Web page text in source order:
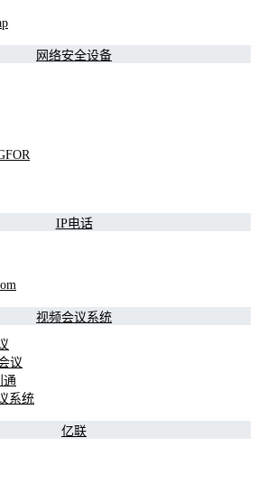
网络安全设备
IP电话
视频会议系统
议
通
系统
亿联